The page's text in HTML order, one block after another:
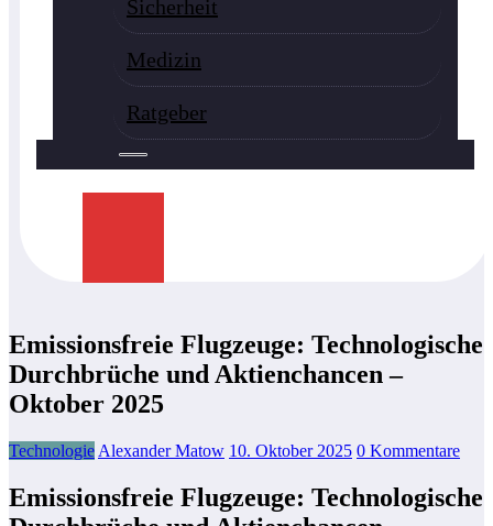
Sicherheit
Medizin
Ratgeber
Emissionsfreie Flugzeuge: Technologische
Durchbrüche und Aktienchancen –
Oktober 2025
Technologie Alexander Matow 10. Oktober 2025 0 Kommentare
Emissionsfreie Flugzeuge: Technologische